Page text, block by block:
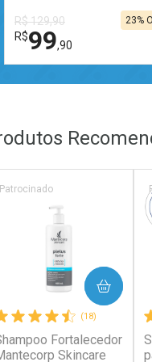
R$ 129,90
R$99,90
23%
Ativar Desconto
Comprar sem Desconto
Por R$ 99,90/cada
Comprar sem Desconto
Por R$ 99,90/cada
(18)
Fortalecedor
Skincare
Patrocinado
COMPRAR